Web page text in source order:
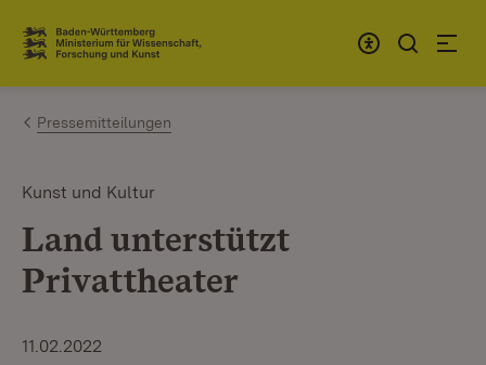
Zum Inhalt springen
Link zur Startseite
Pressemitteilungen
Kunst und Kultur
Land unterstützt
Privattheater
11.02.2022